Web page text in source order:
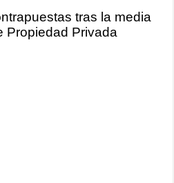
tras la media
Propiedad Privada